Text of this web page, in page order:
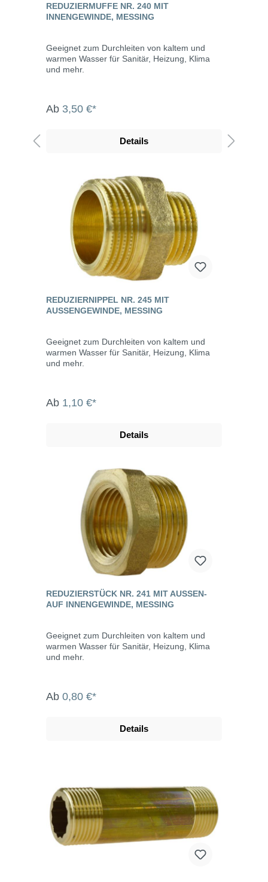
REDUZIERMUFFE NR. 240 MIT
INNENGEWINDE, MESSING
Geeignet zum Durchleiten von kaltem und
warmen Wasser für Sanitär, Heizung, Klima
und mehr.
Ab 3,50 €*
Details
REDUZIERNIPPEL NR. 245 MIT
AUSSENGEWINDE, MESSING
Geeignet zum Durchleiten von kaltem und
warmen Wasser für Sanitär, Heizung, Klima
und mehr.
Ab 1,10 €*
Details
REDUZIERSTÜCK NR. 241 MIT AUSSEN- A
UF INNENGEWINDE, MESSING
Geeignet zum Durchleiten von kaltem und
warmen Wasser für Sanitär, Heizung, Klima
und mehr.
Ab 0,80 €*
Details